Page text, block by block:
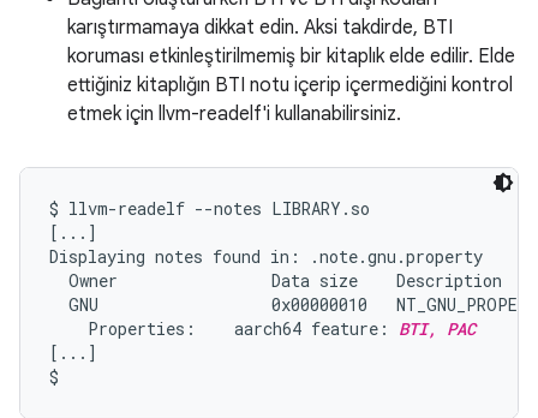
karıştırmamaya dikkat edin. Aksi takdirde, BTI
koruması etkinleştirilmemiş bir kitaplık elde edilir. Elde
ettiğiniz kitaplığın BTI notu içerip içermediğini kontrol
etmek için llvm-readelf'i kullanabilirsiniz.
$ llvm-readelf --notes LIBRARY.so
[...]
Displaying notes found in: .note.gnu.property
  Owner                Data size    Description
GNU                  0x00000010
    Properties:    aarch64 feature:
BTI, PAC
[...]